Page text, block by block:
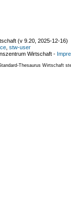
(v 9.20 2025-12-16)
stw-user
Wirtschaft -
Thesaurus Wirtschaft